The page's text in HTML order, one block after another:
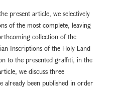
present article, we selectively
of the most complete, leaving
collection of the
Inscriptions of the Holy Land
to the presented graffiti, in the
we discuss three
already been published in order